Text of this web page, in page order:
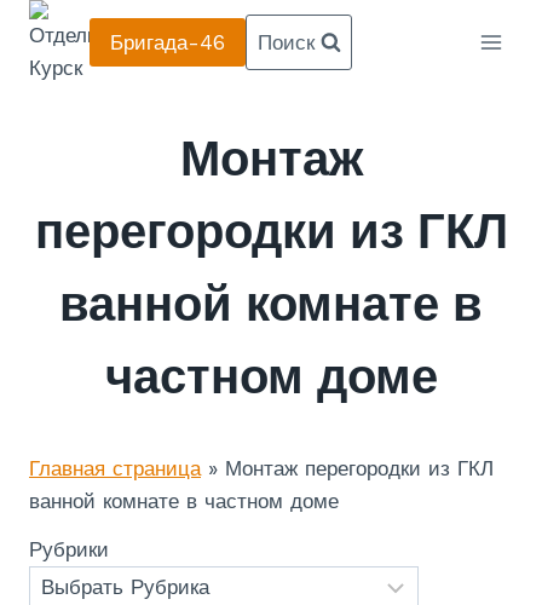
Перейти
содержанию
Бригада-46 Поиск
Монтаж
перегородки из ГКЛ
ванной комнате в
частном доме
Главная страница» Монтаж перегородки из ГКЛ
ванной комнате в частном доме
Рубрики